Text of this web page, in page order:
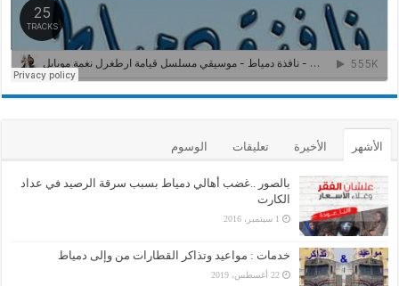
الأشهر الأخيرة تعليقات الوسوم
بالصور ..غضب أهالي دمياط بسبب سرقة الرصيد في عداد
الكارت
1 سبتمبر، 2016
خدمات : مواعيد وتذاكر القطارات من وإلى دمياط
22 أغسطس، 2019